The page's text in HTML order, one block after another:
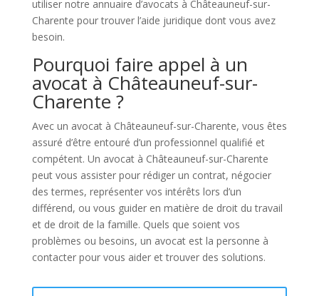
utiliser notre annuaire d’avocats à Châteauneuf-sur-
Charente pour trouver l’aide juridique dont vous avez
besoin.
Pourquoi faire appel à un
avocat à Châteauneuf-sur-
Charente ?
Avec un avocat à Châteauneuf-sur-Charente, vous êtes
assuré d’être entouré d’un professionnel qualifié et
compétent. Un avocat à Châteauneuf-sur-Charente
peut vous assister pour rédiger un contrat, négocier
des termes, représenter vos intérêts lors d’un
différend, ou vous guider en matière de droit du travail
et de droit de la famille. Quels que soient vos
problèmes ou besoins, un avocat est la personne à
contacter pour vous aider et trouver des solutions.